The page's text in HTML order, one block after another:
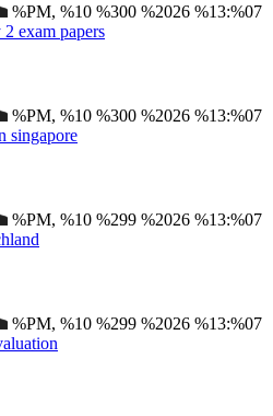
%PM, %10 %300 %2026 %13:%07
exam papers
%PM, %10 %300 %2026 %13:%07
singapore
%PM, %10 %299 %2026 %13:%07
%PM, %10 %299 %2026 %13:%07